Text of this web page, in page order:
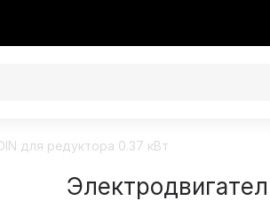
для редуктора 0.37 кВт